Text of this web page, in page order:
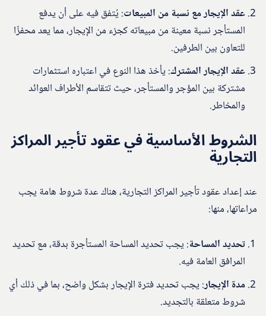
عقد الإيجار مع نسبة من المبيعات: يُتفق فيه على أن يدفع
المستأجر نسبة معينة من مبيعاته كجزء من الإيجار، مما يعد محفزًا
للتعاون بين الطرفين.
عقد الإيجار المشترك: يأخذ هذا النوع في اعتباره استثمارات
مشتركة بين المؤجر والمستأجر، حيث تتقاسم الأطراف العوائد
والمخاطر.
الشروط الأساسية في عقود تأجير المراكز
التجارية
عند إعداد عقود تأجير المراكز التجارية، هناك عدة شروط هامة يجب
مراعاتها، منها:
تحديد المساحة: يجب تحديد المساحة المستأجرة بدقة، مع تحديد
المرافق العامة فيه.
مدة الإيجار: يجب تحديد فترة الإيجار بشكل واضح، بما في ذلك أي
شروط متعلقة بالتجديد.